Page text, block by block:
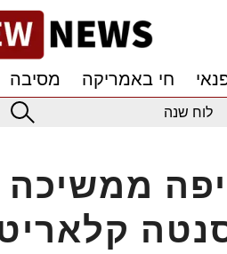
חי באמריקה מסיבה
לוח שנה
ממשיכה